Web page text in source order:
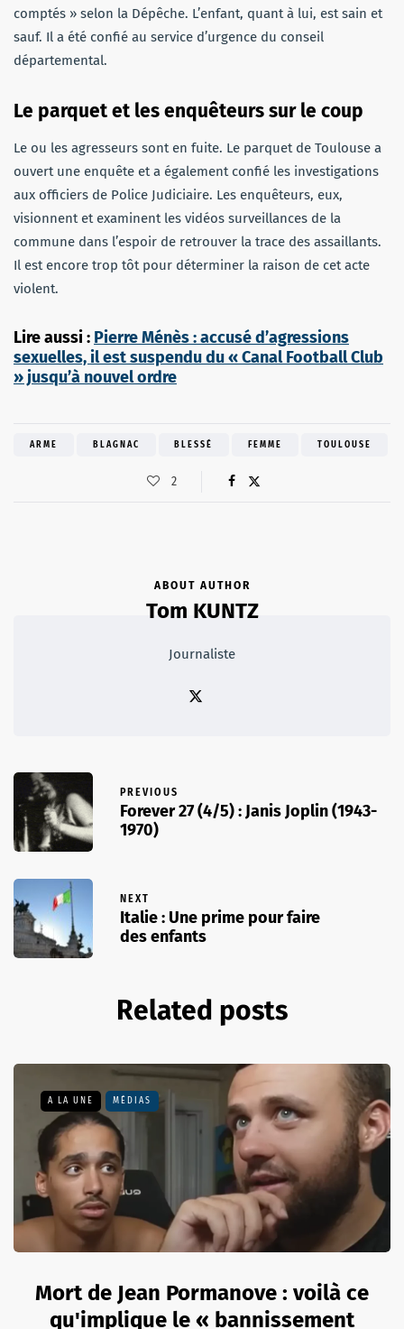
comptés » selon la Dépêche. L’enfant, quant à lui, est sain et
sauf. Il a été confié au service d’urgence du conseil
départemental.
Le parquet et les enquêteurs sur le coup
Le ou les agresseurs sont en fuite. Le parquet de Toulouse a
ouvert une enquête et a également confié les investigations
aux officiers de Police Judiciaire. Les enquêteurs, eux,
visionnent et examinent les vidéos surveillances de la
commune dans l’espoir de retrouver la trace des assaillants.
Il est encore trop tôt pour déterminer la raison de cet acte
violent.
Lire aussi : Pierre Ménès : accusé d’agressions
sexuelles, il est suspendu du « Canal Football Club
» jusqu’à nouvel ordre
ARME BLAGNAC BLESSÉ FEMME TOULOUSE
2
ABOUT AUTHOR
Tom KUNTZ
Journaliste
PREVIOUS
Forever 27 (4/5) : Janis Joplin (1943-
1970)
NEXT
Italie : Une prime pour faire
des enfants
Related posts
A LA UNE MÉDIAS
Mort de Jean Pormanove : voilà ce
qu'implique le « bannissement